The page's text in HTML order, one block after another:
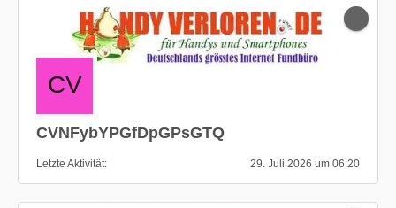
CVNFybYPGfDpGPsGTQ
Letzte Aktivität 29. Juli 2026 um 06:20